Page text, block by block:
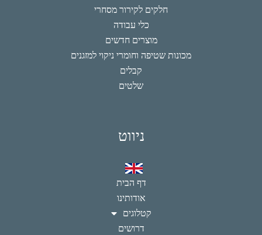
חלקים לקירור מסחרי
כלי עבודה
מוצרים חדשים
מכונות שטיפה וחומרי ניקוי למזגנים
קבלים
שלטים
ניווט
דף הבית
אודותינו
קטלוגים
דרושים